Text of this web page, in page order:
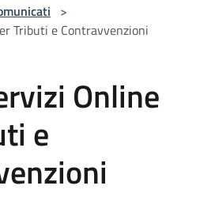
>
Tributi e Contravvenzioni
Online
e